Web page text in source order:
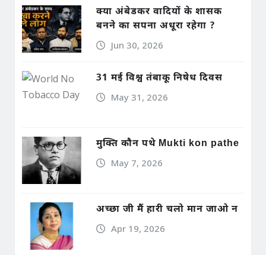
क्या अंबेडकर वादियों के शासक
बनने का सपना अधूरा रहेगा ?
Jun 30, 2026
31 मई विश्व तंबाकू निषेध दिवस
May 31, 2026
मुक्ति कौन पथे Mukti kon pathe
May 7, 2026
अच्छा जी मैं हारी चलो मान जाओ न
Apr 19, 2026